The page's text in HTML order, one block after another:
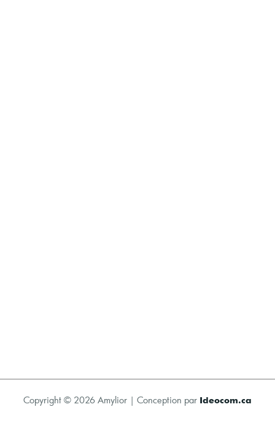
Copyright © 2026 Amylior | Conception par Ideocom.ca